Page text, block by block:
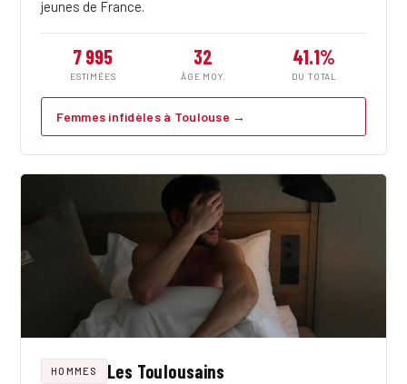
jeunes de France.
7 995
ESTIMÉES
32
ÂGE MOY.
41.1%
DU TOTAL
Femmes infidèles à Toulouse →
HOMMES Les Toulousains